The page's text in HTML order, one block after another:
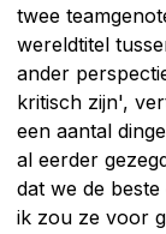
twee
wereldtitel
ander
kritisch zijn',
een aantal
al eerder
dat we de
ik zou ze voor